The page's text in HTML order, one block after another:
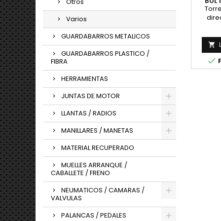
Varios
GUARDABARROS METALICOS
GUARDABARROS PLASTICO /
FIBRA
HERRAMIENTAS
JUNTAS DE MOTOR
LLANTAS / RADIOS
MANILLARES / MANETAS
MATERIAL RECUPERADO
MUELLES ARRANQUE /
CABALLETE / FRENO
NEUMATICOS / CAMARAS /
VALVULAS
PALANCAS / PEDALES

